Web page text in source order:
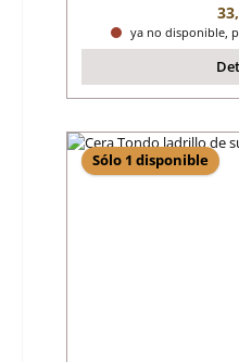
ya no disponible,
Sólo 1 disponible